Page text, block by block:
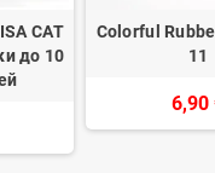
CAT
до 10
Colorful
11
6,90